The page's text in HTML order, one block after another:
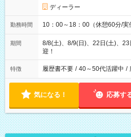
ディーラー
勤務時間 10：00～18：00（休憩60分/実
期間
8/8(土)、8/9(日)、22日(土)、
迎！
特徴 履歴書不要 / 40～50代活躍中 /
気になる！ 応募す